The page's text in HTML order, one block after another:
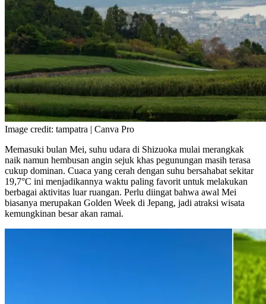
Image credit: tampatra | Canva Pro
Memasuki bulan Mei, suhu udara di Shizuoka mulai merangkak
naik namun hembusan angin sejuk khas pegunungan masih terasa
cukup dominan. Cuaca yang cerah dengan suhu bersahabat sekitar
19,7°C ini menjadikannya waktu paling favorit untuk melakukan
berbagai aktivitas luar ruangan. Perlu diingat bahwa awal Mei
biasanya merupakan Golden Week di Jepang, jadi atraksi wisata
kemungkinan besar akan ramai.